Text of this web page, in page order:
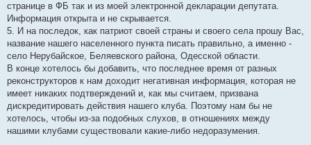
странице в ФБ так и из моей электронной декларации депутата.
Информация открыта и не скрывается.
5. И на последок, как патриот своей страны и своего села прошу Вас,
название нашего населенного пункта писать правильно, а именно -
село Нерубайское, Беляевского района, Одесской области.
В конце хотелось бы добавить, что последнее время от разных
реконструкторов к нам доходит негативная информация, которая не
имеет никаких подтверждений и, как мы считаем, призвана
дискредитировать действия нашего клуба. Поэтому нам бы не
хотелось, чтобы из-за подобных слухов, в отношениях между
нашими клубами существовали какие-либо недоразумения.